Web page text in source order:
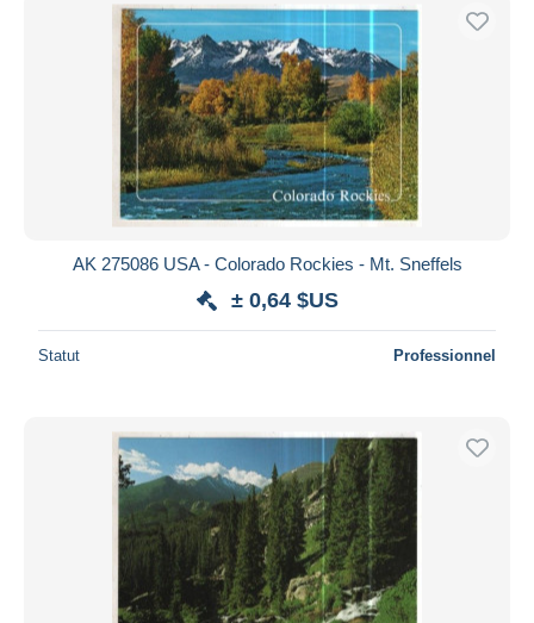
AK 275086 USA - Colorado Rockies - Mt. Sneffels
± 0,64 $US
Statut Professionnel